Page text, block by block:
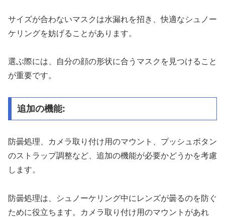
サイズが合わないマスクは水漏れを招き、快適なシュノー
ケリングを妨げることがあります。
選ぶ際には、自分の顔の形状に合うマスクを見つけること
が重要です。
追加の機能:
防曇処理、カメラ取り付け用のマウント、プッシュボタン
のストラップ調整など、追加の機能が必要かどうかを考慮
します。
防曇処理は、シュノーケリング中にレンズが曇るのを防ぐ
ために役立ちます。カメラ取り付け用のマウントがあれ